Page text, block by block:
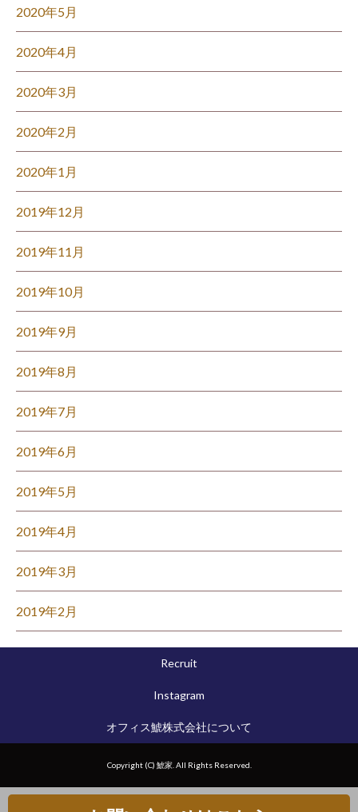
2020年5月
2020年4月
2020年3月
2020年2月
2020年1月
2019年12月
2019年11月
2019年10月
2019年9月
2019年8月
2019年7月
2019年6月
2019年5月
2019年4月
2019年3月
2019年2月
Recruit
Instagram
オフィス鯱株式会社について
Copyright (C) 鯱家. All Rights Reserved.